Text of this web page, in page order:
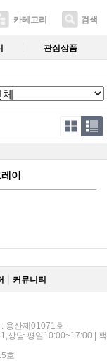
카테고리 검색
관심상품
이
커뮤니티
용산제01071호
상담 평일10:00~17:00 | 팩
호